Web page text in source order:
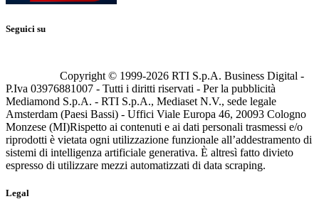
Seguici su
Copyright © 1999-2026 RTI S.p.A. Business Digital -
P.Iva 03976881007 - Tutti i diritti riservati - Per la pubblicità
Mediamond S.p.A. - RTI S.p.A., Mediaset N.V., sede legale
Amsterdam (Paesi Bassi) - Uffici Viale Europa 46, 20093 Cologno
Monzese (MI)Rispetto ai contenuti e ai dati personali trasmessi e/o
riprodotti è vietata ogni utilizzazione funzionale all’addestramento di
sistemi di intelligenza artificiale generativa. È altresì fatto divieto
espresso di utilizzare mezzi automatizzati di data scraping.
Legal